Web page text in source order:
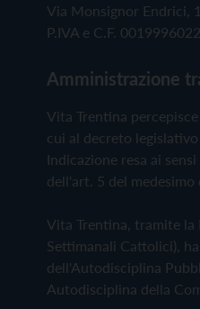
Via Monsignor Endrici,
P.IVA e C.F.
Amministrazione
Vita Trentina
cui al decreto
Indicazione resa ai
dell'art. 5 del medesimo
Vita Trentina, tramite la
Settimanali Cattolici),
dell'Autodisciplina
Autodisciplina della